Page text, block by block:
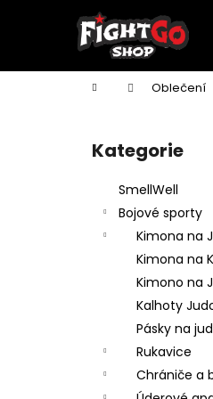
Domů Oblečení
Přeskočit
kategorie
Kategorie
SmellWell
Bojové sporty
Kimona na
Kimona na
Kimono na
Kalhoty
Pásky na
Rukavice
Chrániče a
í
Zpět
do
Zpět
do
DĚTSKÉ KIMONO